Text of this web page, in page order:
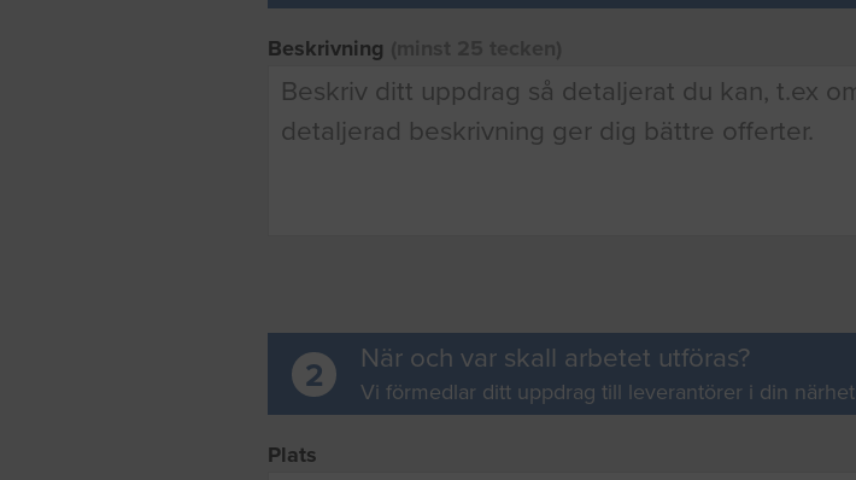
Beskrivning
2 När och var skall arbetet utföras?
Vi förmedlar ditt uppdrag till leverantörer i din närhet
Plats